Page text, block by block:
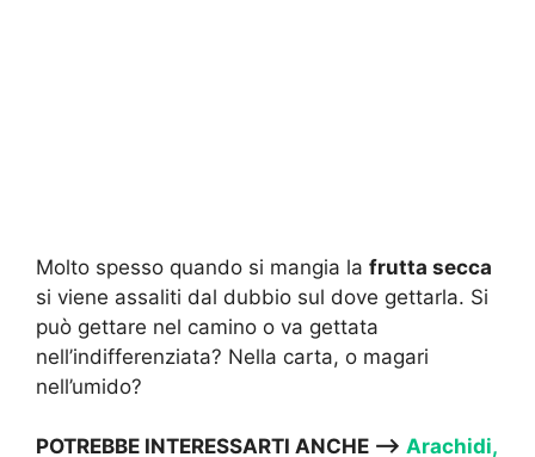
Molto spesso quando si mangia la frutta secca
si viene assaliti dal dubbio sul dove gettarla. Si
può gettare nel camino o va gettata
nell’indifferenziata? Nella carta, o magari
nell’umido?
POTREBBE INTERESSARTI ANCHE —-> Arachidi,